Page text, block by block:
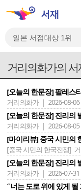
거리의화가의 서
[오늘의 한문장] 팔레스
거리의화가 | 2026-08-06
[오늘의 한문장] 진리의
거리의화가 | 2026-08-05
[마이리뷰] 중국 시민의
[중국 시민의 한국전쟁]
[오늘의 한문장] 진리의
거리의화가 | 2026-07-31
˝너는 도로 위에 있게